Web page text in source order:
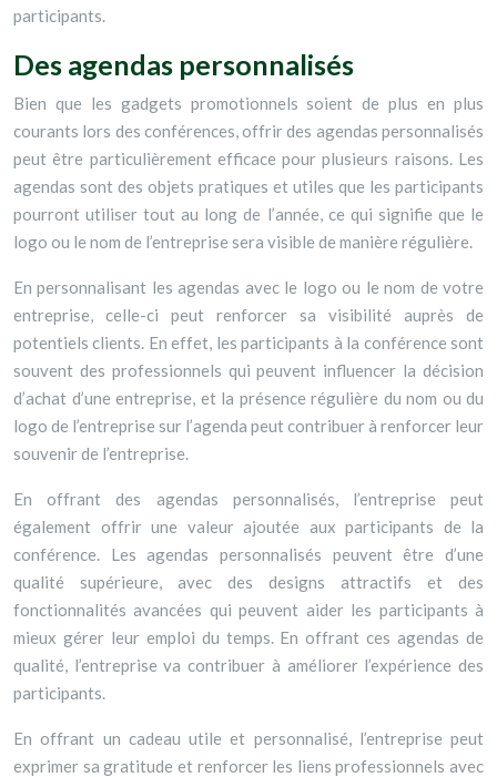
participants.
Des agendas personnalisés
Bien que les gadgets promotionnels soient de plus en plus
courants lors des conférences, offrir des agendas personnalisés
peut être particulièrement efficace pour plusieurs raisons. Les
agendas sont des objets pratiques et utiles que les participants
pourront utiliser tout au long de l’année, ce qui signifie que le
logo ou le nom de l’entreprise sera visible de manière régulière.
En personnalisant les agendas avec le logo ou le nom de votre
entreprise, celle-ci peut renforcer sa visibilité auprès de
potentiels clients. En effet, les participants à la conférence sont
souvent des professionnels qui peuvent influencer la décision
d’achat d’une entreprise, et la présence régulière du nom ou du
logo de l’entreprise sur l’agenda peut contribuer à renforcer leur
souvenir de l’entreprise.
En offrant des agendas personnalisés, l’entreprise peut
également offrir une valeur ajoutée aux participants de la
conférence. Les agendas personnalisés peuvent être d’une
qualité supérieure, avec des designs attractifs et des
fonctionnalités avancées qui peuvent aider les participants à
mieux gérer leur emploi du temps. En offrant ces agendas de
qualité, l’entreprise va contribuer à améliorer l’expérience des
participants.
En offrant un cadeau utile et personnalisé, l’entreprise peut
exprimer sa gratitude et renforcer les liens professionnels avec